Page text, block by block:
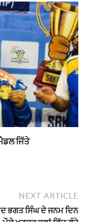
ਜਿੱਤੇ
NEXT ARTICLE
ਭਗਤ ਸਿੰਘ ਦੇ ਜਨਮ ਦਿਨ